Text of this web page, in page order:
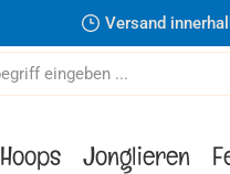
Versand
Hoops Jonglieren